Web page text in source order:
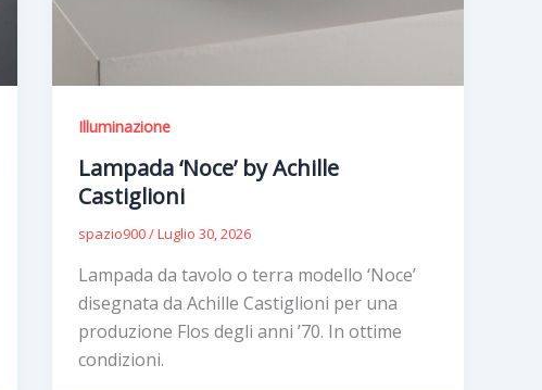
Illuminazione
Lampada ‘Noce’ by Achille
Castiglioni
spazio900/Luglio 30, 2026
Lampada da tavolo o terra modello ‘Noce’
disegnata da Achille Castiglioni per una
produzione Flos degli anni ’70. In ottime
condizioni.